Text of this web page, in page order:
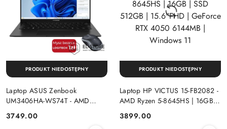
Laptop ASUS Zenbook
UM3406HA-WS74T - AMD
512GB | 14" OLED (1920x1200)
Cena:
3749.00
PRODUKT NIEDOSTĘPNY
Laptop HP VICTUS 15-FB2082 -
AMD Ryzen 5-8645HS | 16GB |
GeForce RTX 4050 6144MB |
Cena:
3899.00
PRODUKT NIEDOSTĘPNY